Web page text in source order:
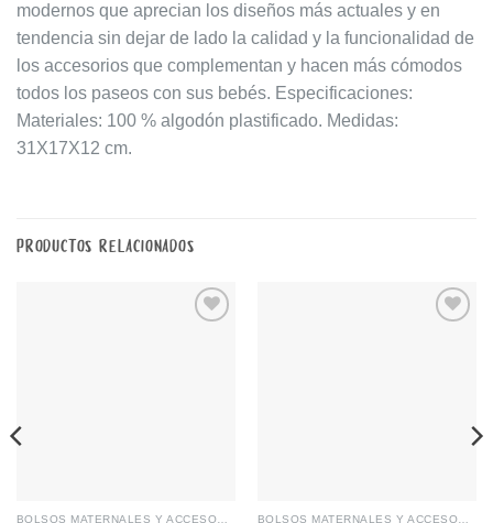
modernos que aprecian los diseños más actuales y en
tendencia sin dejar de lado la calidad y la funcionalidad de
los accesorios que complementan y hacen más cómodos
todos los paseos con sus bebés. Especificaciones:
Materiales: 100 % algodón plastificado. Medidas:
31X17X12 cm.
PRODUCTOS RELACIONADOS